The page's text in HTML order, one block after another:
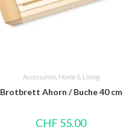
Accessories Home & Living
Brotbrett Ahorn / Buche 40 cm
CHF 55.00